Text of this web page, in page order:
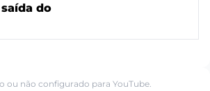
do
ou não configurado para YouTube.